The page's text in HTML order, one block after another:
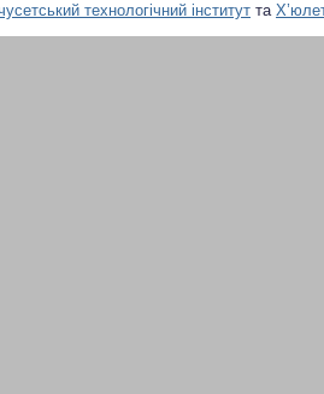
технологічний інститут та